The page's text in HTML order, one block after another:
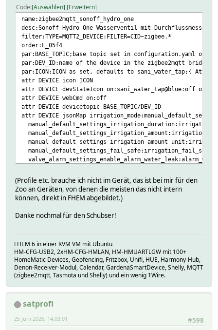
Code Auswählen Erweitern
name:zigbee2mqtt_sonoff_hydro_one
desc:Sonoff Hydro One Wasserventil mit Durchflussmesser
filter:TYPE=MQTT2_DEVICE:FILTER=CID~zigbee.*
order:L_05f4
par:BASE_TOPIC;base topic set in configuration.yaml
par:DEV_ID;name of the device in the zigbee2mqtt
par:ICON;ICON as set, defaults to sani_water_tap;{
attr DEVICE icon ICON
attr DEVICE devStateIcon on:sani_water_tap@blue:off
attr DEVICE webCmd on:off
attr DEVICE devicetopic BASE_TOPIC/DEV_ID
attr DEVICE jsonMap
manual_default_settings_fail_safe:irrigation_fail_safe\
attr DEVICE readingList $\DEVICETOPIC:.* { my $ret =
attr DEVICE setList \
on:noArg $\DEVICETOPIC/set {"state":"ON"} \
irrigation_mode:duration,capacity { my $dur =
irrigation_duration:slider,0,1,719 { my $mode =
irrigation_amount:slider,0,1,10000 { my $dur =
irrigation_amount_unit:liter,US_gallon { my $dur =
alarm_water_leak_duration:slider,1,1,3 { my $lk_en =
alarm_water_shortage:true,false { my $lk_en =
alarm_water_shortage_duration:slider,1,1,10 { my $lk_en =
alarm_water_shortage_auto_close:true,false { my $lk_en =
(Profile etc. brauche ich nicht im Gerät, das ist bei mir für den
Zoo an Geräten, von denen die meisten das nicht intern
können, direkt in FHEM abgebildet.)
Danke nochmal für den Schubser!
FHEM 6 in einer KVM VM mit Ubuntu
HM-CFG-USB2, 2xHM-CFG-HMLAN, HM-HMUARTLGW mit 100+
HomeMatic Devices, Geofencing, Fritzbox, Unifi, HUE, Harmony-Hub,
Denon-Receiver-Modul, Calendar, GardenaSmartDevice, Shelly, MQTT
(zigbee2mqtt, Tasmota und Shelly) und ein wenig 1Wire.
satprofi
#598
25 Juni 2026, 14:03:01